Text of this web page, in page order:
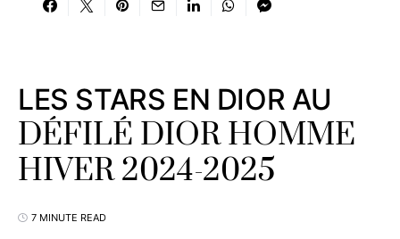
LES STARS EN DIOR AU
DÉFILÉ DIOR HOMME
HIVER 2024-2025
7 MINUTE READ